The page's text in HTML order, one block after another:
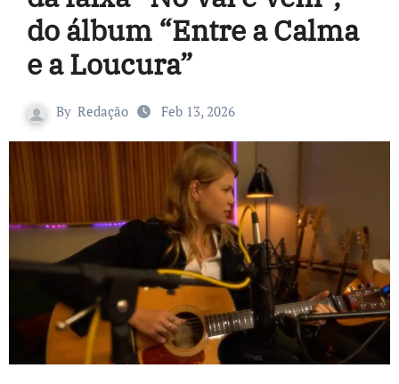
do álbum “Entre a Calma
e a Loucura”
By Redação Feb 13, 2026